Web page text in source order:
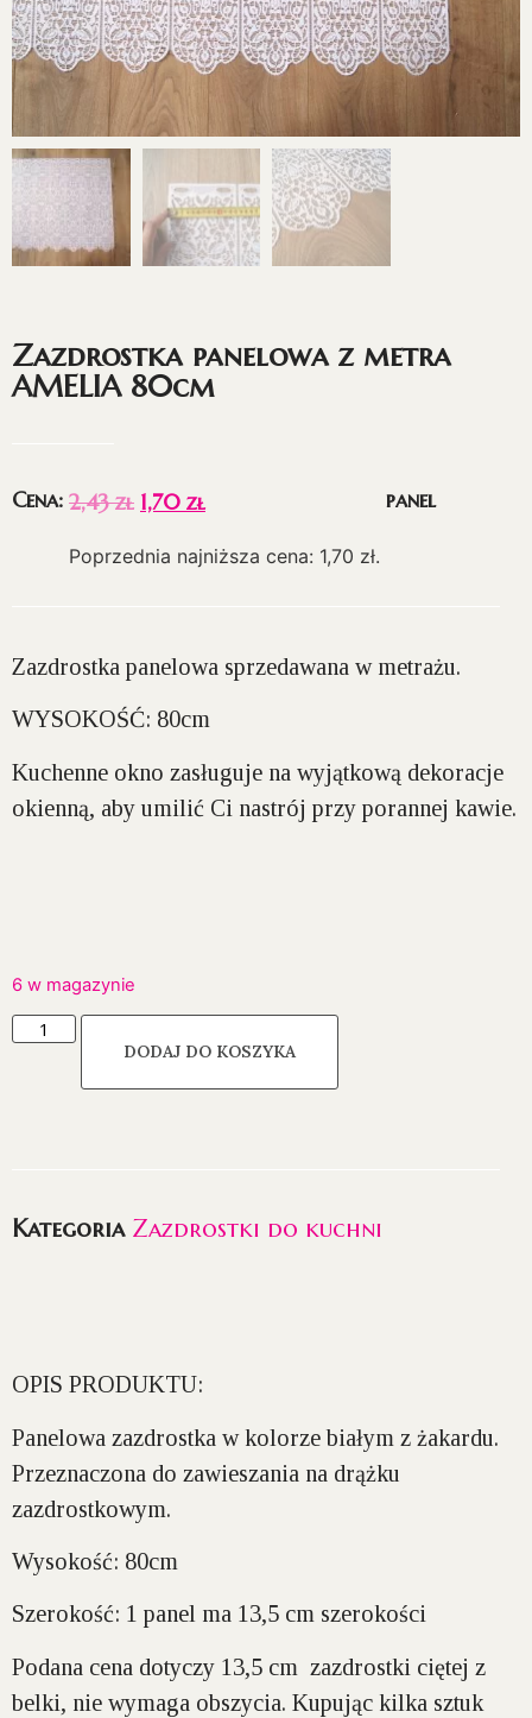
Zazdrostka panelowa z metra
AMELIA 80cm
Cena: 2,43zł 1,70 zł
Poprzednia najniższa cena: 1,70 zł.
panel
Zazdrostka panelowa sprzedawana w metrażu.
WYSOKOŚĆ: 80cm
Kuchenne okno zasługuje na wyjątkową dekoracje
okienną, aby umilić Ci nastrój przy porannej kawie.
6 w magazynie
DODAJ DO KOSZYKA
Kategoria Zazdrostki do kuchni
OPIS PRODUKTU:
Panelowa zazdrostka w kolorze białym z żakardu.
Przeznaczona do zawieszania na drążku
zazdrostkowym.
Wysokość: 80cm
Szerokość: 1 panel ma 13,5 cm szerokości
Podana cena dotyczy 13,5 cm zazdrostki ciętej z
belki, nie wymaga obszycia. Kupując kilka sztuk